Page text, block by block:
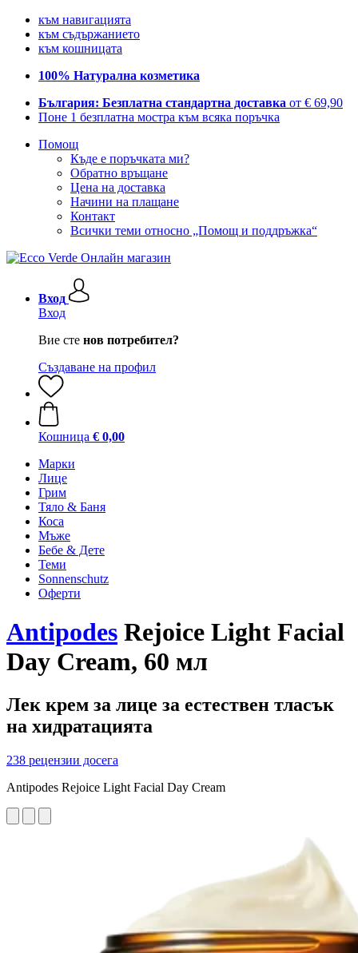
към навигацията
към съдържанието
към кошницата
100% Натурална козметика
България: Безплатна стандартна доставка от € 69,90
Поне 1 безплатна мостра към всяка поръчка
Помощ
Къде е поръчката ми?
Обратно връщане
Цена на доставка
Начини на плащане
Контакт
Всички теми относно „Помощ и поддръжка“
Вход
Вход
Вие сте нов потребител?
Създаване на профил
Кошница € 0,00
Марки
Лице
Грим
Тяло & Баня
Коса
Мъже
Бебе & Дете
Теми
Sonnenschutz
Оферти
Antipodes Rejoice Light Facial
Day Cream, 60 мл
Лек крем за лице за естествен тласък
на хидратацията
238 рецензии досега
Antipodes Rejoice Light Facial Day Cream